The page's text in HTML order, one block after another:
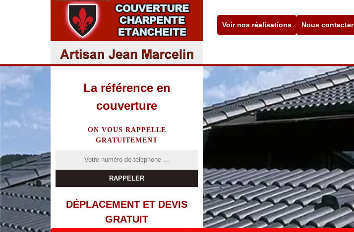
Voir nos réalisations Nous contacter
La référence en
couverture
ON VOUS RAPPELLE
GRATUITEMENT
DÉPLACEMENT ET DEVIS
GRATUIT